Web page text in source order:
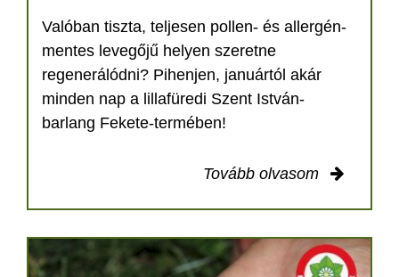
Valóban tiszta, teljesen pollen- és allergén-
mentes levegőjű helyen szeretne
regenerálódni? Pihenjen, januártól akár
minden nap a lillafüredi Szent István-
barlang Fekete-termében!
Tovább olvasom